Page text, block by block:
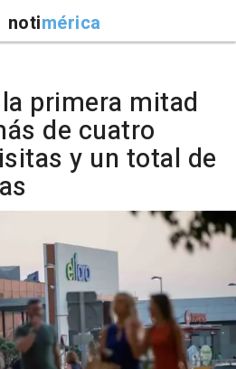
notimérica
primera mitad
de cuatro
y un total de